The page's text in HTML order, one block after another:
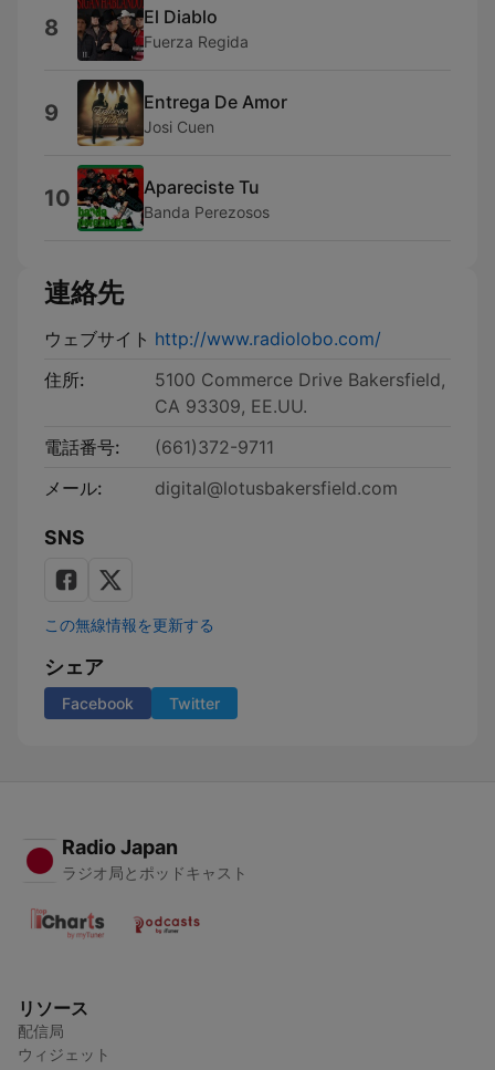
8 El Diablo
Fuerza Regida
9 Entrega De Amor
Josi Cuen
10 Apareciste Tu
Banda Perezosos
連絡先
ウェブサイト http://www.radiolobo.com/
住所:
5100 Commerce Drive Bakersfield,
CA 93309, EE.UU.
電話番号:
(661)372-9711
メール:
digital@lotusbakersfield.com
SNS
この無線情報を更新する
シェア
Facebook Twitter
Radio Japan
ラジオ局とポッドキャスト
リソース
配信局
ウィジェット